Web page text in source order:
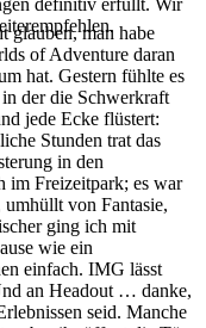
glauben, man habe
of Adventure daran
hat. Gestern fühlte es
der die Schwerkraft
jede Ecke flüstert:
Stunden trat das
in den
im Freizeitpark; es war
von Fantasie,
ging ich mit
wie ein
einfach. IMG lässt
an Headout … danke,
seid. Manche